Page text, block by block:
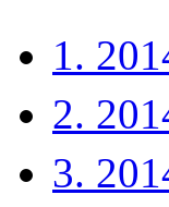
1.
2.
3.